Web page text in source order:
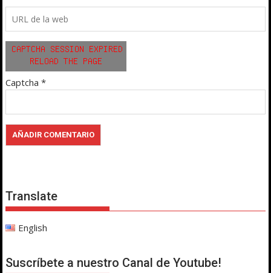
Captcha *
Translate
English
Suscríbete a nuestro Canal de Youtube!